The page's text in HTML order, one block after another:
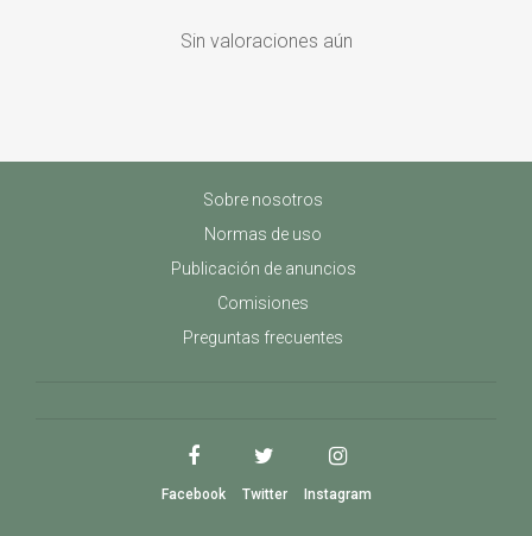
Sin valoraciones aún
Sobre nosotros
Normas de uso
Publicación de anuncios
Comisiones
Preguntas frecuentes
Facebook Twitter Instagram